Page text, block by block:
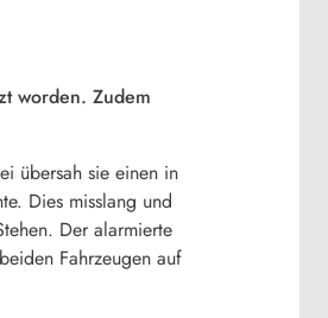
worden. Zudem
übersah sie einen in
Dies misslang und
Der alarmierte
Fahrzeugen auf